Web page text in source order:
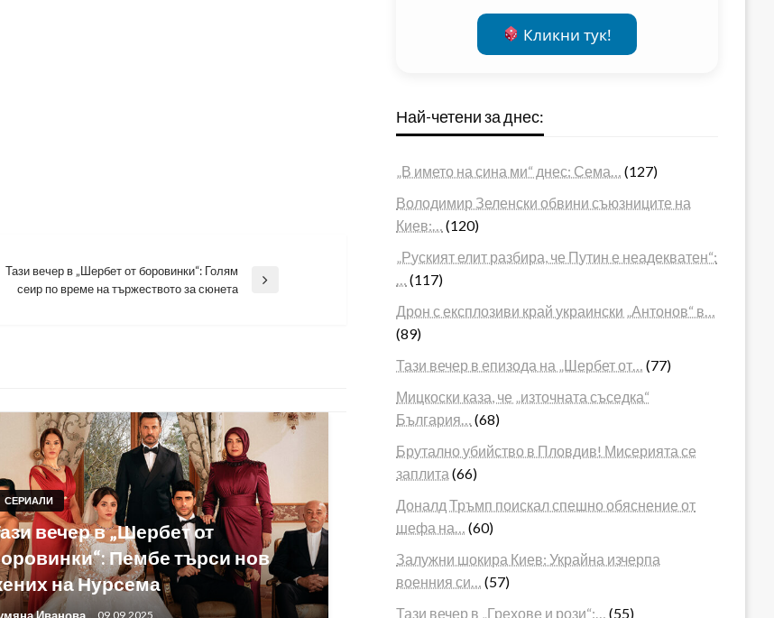
Next
Тази вечер в „Шербет от боровинки“: Голям
сеир по време на тържеството за сюнета
СЕРИАЛИ
вечер в „Шербет от
Пембе търси нов
на Нурсема
09.09.2025
Кликни тук!
Най-четени за днес:
„В името на сина ми“ днес: Сема…
(127)
Володимир Зеленски обвини съюзниците на
Киев:…
(120)
„Руският елит разбира, че Путин е неадекватен“:
(117)
Дрон с експлозиви край украински „Антонов“ в…
(89)
Тази вечер в епизода на „Шербет от…
(77)
Мицкоски каза, че „източната съседка“
България…
(68)
Брутално убийство в Пловдив! Мисерията се
заплита (66)
Доналд Тръмп поискал спешно обяснение от
шефа на…
(60)
Залужни шокира Киев: Украйна изчерпа
военния си…
(57)
Тази вечер в „Грехове и рози“:…
(55)